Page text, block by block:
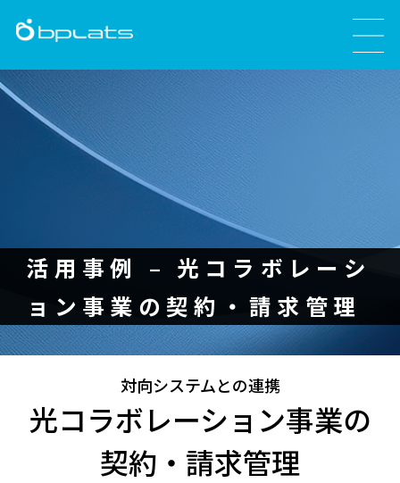
活用事例 – 光コラボレーシ
ョン事業の契約・請求管理
対向システムとの連携
光コラボレーション事業の
契約・請求管理